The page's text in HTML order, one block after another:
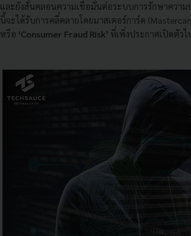
และยังสั่นคลอนความเชื่อมั่นต่อระบบการรักษาควา
นี้จะได้รับการคลี่คลายโดยมาสเตอร์การ์ด
หรือ ‘Consumer Fraud Risk’ ที่เพิ่งประกาศเปิดตัว